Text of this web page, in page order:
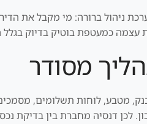
ניהול ברורה: מי מקבל את
כמעטפת בוטיק בדיוק בגלל
מסודר
מטבע, לוחות תשלומים,
לכן דנסיה מחברת בין בדיקת